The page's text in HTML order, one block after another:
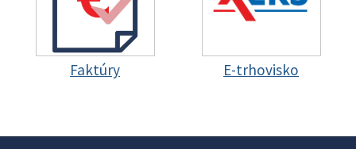
Faktúry E-trhovisko